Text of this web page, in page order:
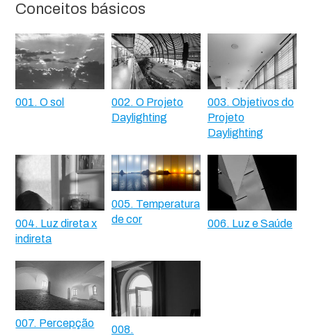
Conceitos básicos
001. O sol
002. O Projeto
Daylighting
003. Objetivos do
Projeto
Daylighting
004. Luz direta x
indireta
005. Temperatura
de cor
006. Luz e Saúde
007. Percepção
008.